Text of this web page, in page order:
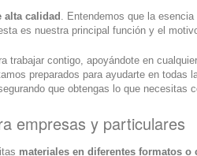
alta calidad. Entendemos que la
es nuestra principal función y el
trabajar contigo, apoyándote en
preparados para ayudarte en todas
que obtengas lo que necesitas
empresas y particulares
materiales en diferentes formatos o